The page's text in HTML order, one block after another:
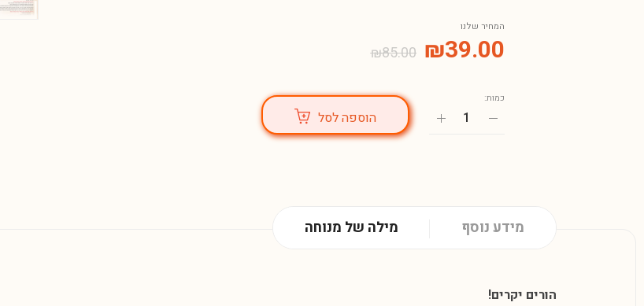
המחיר שלנו
₪85.00 ₪39.00
כמות:
הוספה לסל
מילה של מנוחה מידע נוסף
הורים יקרים!